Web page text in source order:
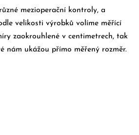
mezioperační kontroly, a
velikosti výrobků volíme měřící
zaokrouhlené v centimetrech, tak
nám ukážou přímo měřený rozměr.